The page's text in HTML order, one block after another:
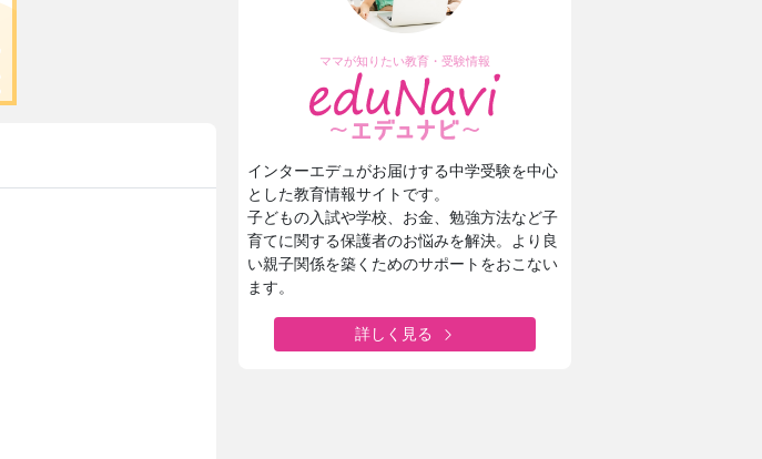
ママが知りたい教育・受験情報
インターエデュがお届けする中学受験を中心
とした教育情報サイトです。
子どもの入試や学校、お金、勉強方法など子
育てに関する保護者のお悩みを解決。より良
い親子関係を築くためのサポートをおこない
ます。
詳しく見る